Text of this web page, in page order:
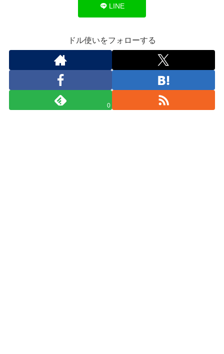
LINE
ドル使いをフォローする
0